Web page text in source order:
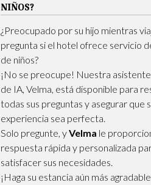
NIÑOS?
¿Preocupado por su hijo mientras
pregunta si el hotel ofrece servicio
de niños?
¡No se preocupe! Nuestra
de IA, Velma, está disponible para
todas sus preguntas y asegurar que
experiencia sea perfecta.
Solo pregunte, yVelma le
respuesta rápida y personalizada
satisfacer sus necesidades.
¡Haga su estancia aún más